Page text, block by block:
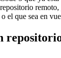
remoto,
el que sea en